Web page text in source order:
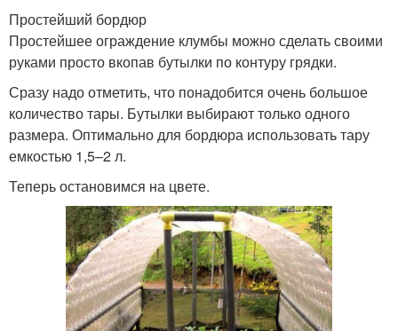
Простейший бордюр
Простейшее ограждение клумбы можно сделать своими
руками просто вкопав бутылки по контуру грядки.
Сразу надо отметить, что понадобится очень большое
количество тары. Бутылки выбирают только одного
размера. Оптимально для бордюра использовать тару
емкостью 1,5–2 л.
Теперь остановимся на цвете.